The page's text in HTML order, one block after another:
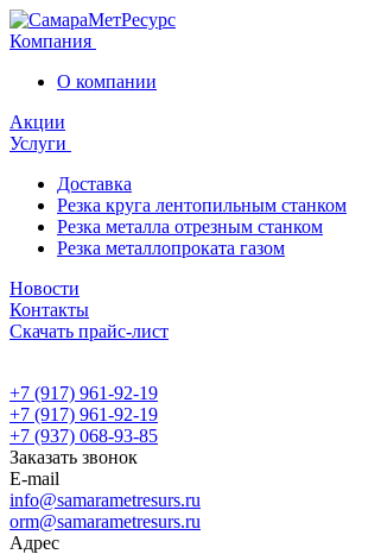
Компания
О компании
Акции
Услуги
Доставка
Резка круга лентопильным станком
Резка металла отрезным станком
Резка металлопроката газом
Новости
Контакты
Скачать прайс-лист
+7 (917) 961-92-19
+7 (917) 961-92-19
+7 (937) 068-93-85
Заказать звонок
E-mail
info@samarametresurs.ru
orm@samarametresurs.ru
Адрес